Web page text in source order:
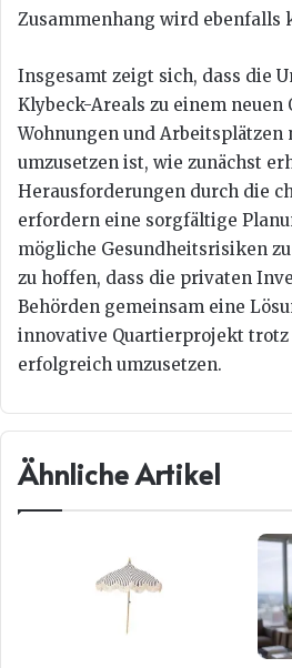
Zusammenhang wird
Insgesamt zeigt sich, dass die
Klybeck-Areals zu einem neuen
Wohnungen und Arbeitsplätzen
umzusetzen ist, wie zunächst
Herausforderungen durch die
erfordern eine sorgfältige
mögliche Gesundheitsrisiken
zu hoffen, dass die privaten
Behörden gemeinsam eine
innovative Quartierprojekt
erfolgreich umzusetzen.
Ähnliche Artikel